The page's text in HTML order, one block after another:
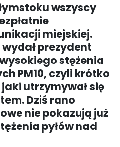
wszyscy
miejskiej.
prezydent
stężenia
PM10, czyli krótko
utrzymywał się
Dziś rano
nie pokazują już
pyłów nad